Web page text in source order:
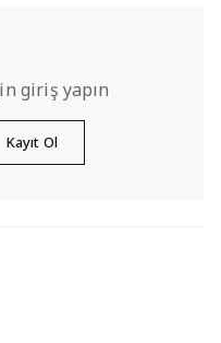
giriş yapın
Kayıt Ol